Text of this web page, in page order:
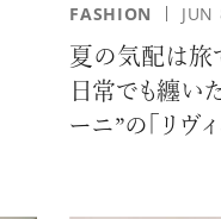
FASHION JUN
夏の気配は旅
日常でも纏い
ーニ”の「リヴ